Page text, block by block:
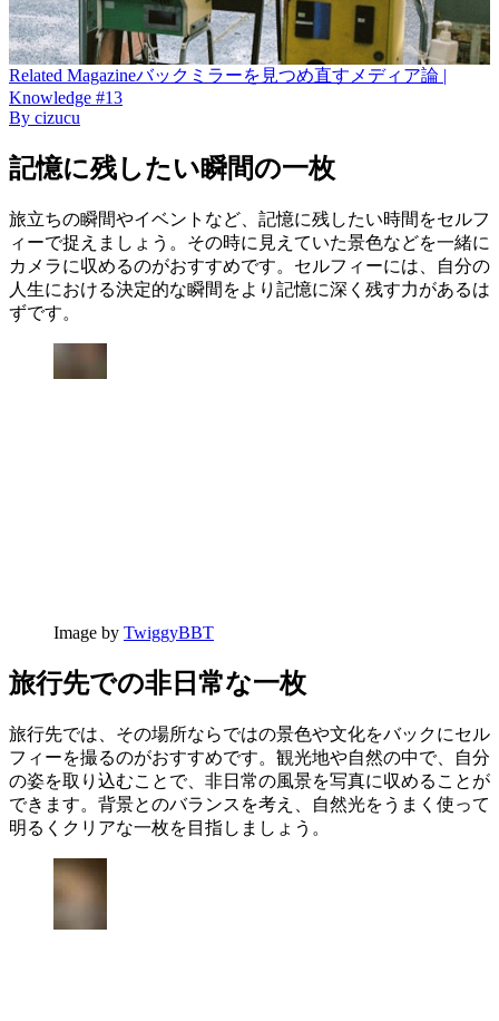
Related Magazineバックミラーを見つめ直すメディア論 |
Knowledge #13
By cizucu
記憶に残したい瞬間の一枚
旅立ちの瞬間やイベントなど、記憶に残したい時間をセルフ
ィーで捉えましょう。その時に見えていた景色などを一緒に
カメラに収めるのがおすすめです。セルフィーには、自分の
人生における決定的な瞬間をより記憶に深く残す力があるは
ずです。
Image by TwiggyBBT
旅行先での非日常な一枚
旅行先では、その場所ならではの景色や文化をバックにセル
フィーを撮るのがおすすめです。観光地や自然の中で、自分
の姿を取り込むことで、非日常の風景を写真に収めることが
できます。背景とのバランスを考え、自然光をうまく使って
明るくクリアな一枚を目指しましょう。